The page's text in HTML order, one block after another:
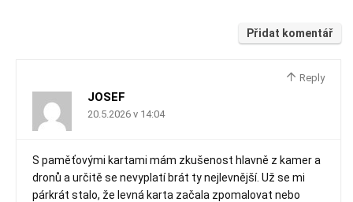
Přidat komentář
Reply
JOSEF
20.5.2026 v 14:04
S paměťovými kartami mám zkušenost hlavně z kamer a
dronů a určitě se nevyplatí brát ty nejlevnější. Už se mi
párkrát stalo, že levná karta začala zpomalovat nebo